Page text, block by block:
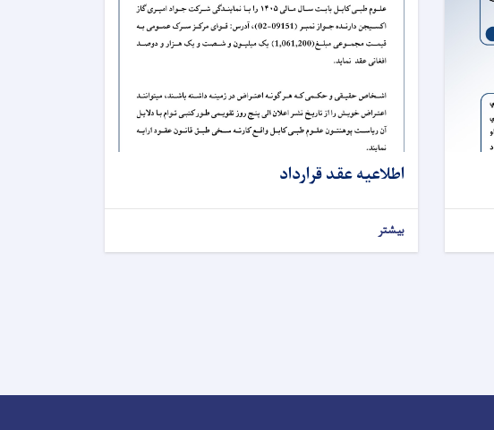
اطلاعیه عقد قرارداد
بیشتر